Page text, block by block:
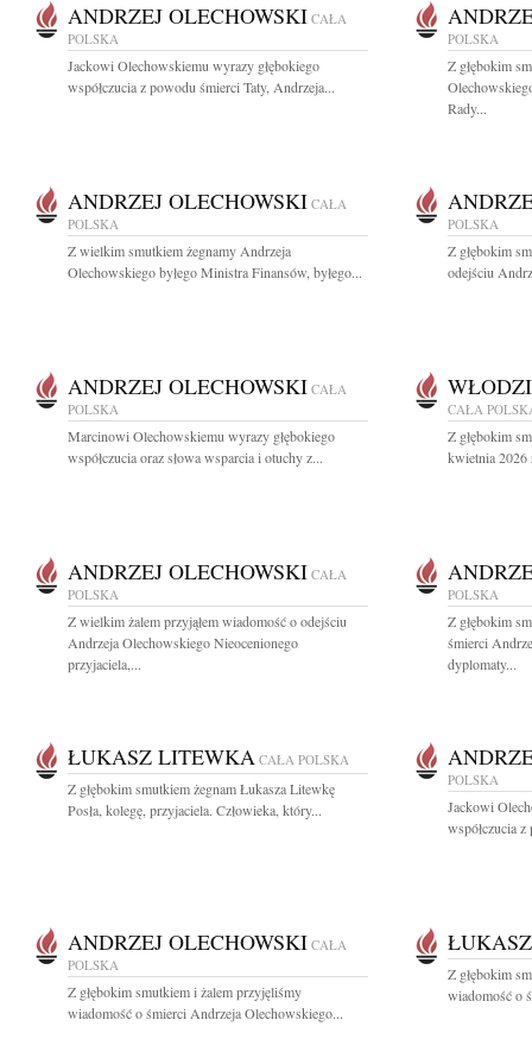
ANDRZEJ OLECHOWSKI CAŁA
POLSKA
Jackowi Olechowskiemu wyrazy głębokiego
współczucia z powodu śmierci Taty, Andrzeja...
POLSKA
Z głębokim
Rady...
ANDRZEJ OLECHOWSKI CAŁA
POLSKA
Z wielkim smutkiem żegnamy Andrzeja
Olechowskiego byłego Ministra Finansów, byłego...
POLSKA
Z głębokim
odejściu
ANDRZEJ OLECHOWSKI CAŁA
POLSKA
Marcinowi Olechowskiemu wyrazy głębokiego
współczucia oraz słowa wsparcia i otuchy z...
CAŁA
Z głębokim
kwietnia 2026
ANDRZEJ OLECHOWSKI CAŁA
POLSKA
Z wielkim żalem przyjąłem wiadomość o odejściu
Andrzeja Olechowskiego Nieocenionego
przyjaciela,...
POLSKA
Z głębokim
śmierci
dyplomaty...
ŁUKASZ LITEWKA CAŁA POLSKA
Z głębokim smutkiem żegnam Łukasza Litewkę
Posła, kolegę, przyjaciela. Człowieka, który...
POLSKA
Jackowi
współczucia
ANDRZEJ OLECHOWSKI CAŁA
POLSKA
Z głębokim smutkiem i żalem przyjęliśmy
wiadomość o śmierci Andrzeja Olechowskiego...
Z głębokim
wiadomość o